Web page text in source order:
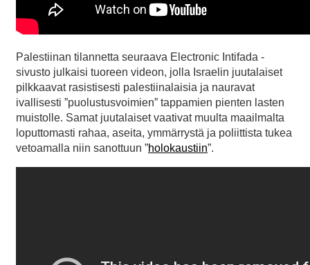
Palestiinan tilannetta seuraava Electronic Intifada -
sivusto julkaisi tuoreen videon, jolla Israelin juutalaiset
pilkkaavat rasistisesti palestiinalaisia ja nauravat
ivallisesti ”puolustusvoimien” tappamien pienten lasten
muistolle. Samat juutalaiset vaativat muulta maailmalta
loputtomasti rahaa, aseita, ymmärrystä ja poliittista tukea
vetoamalla niin sanottuun ”holokaustiin”.